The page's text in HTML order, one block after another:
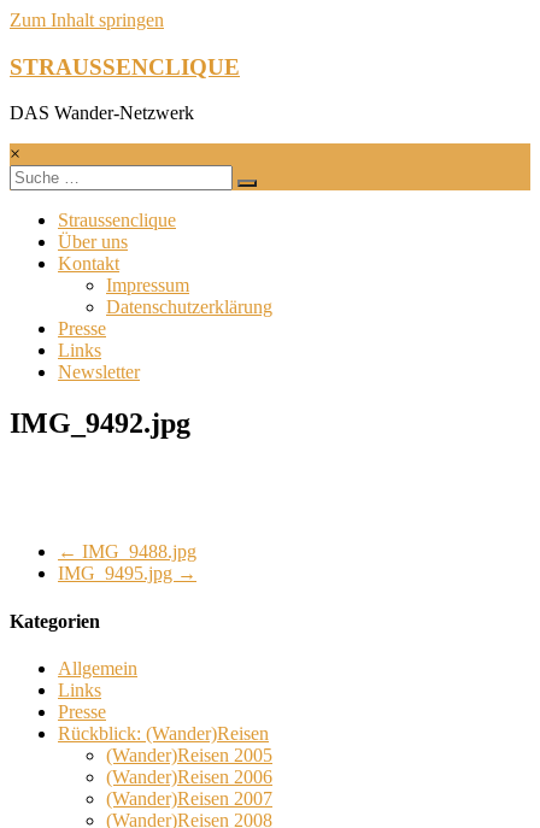
Zum Inhalt springen
STRAUSSENCLIQUE
DAS Wander-Netzwerk
×
Straussenclique
Über uns
Kontakt
Impressum
Datenschutzerklärung
Presse
Links
Newsletter
IMG_9492.jpg
← IMG_9488.jpg
IMG_9495.jpg →
Kategorien
Allgemein
Links
Presse
Rückblick: (Wander)Reisen
(Wander)Reisen 2005
(Wander)Reisen 2006
(Wander)Reisen 2007
(Wander)Reisen 2008